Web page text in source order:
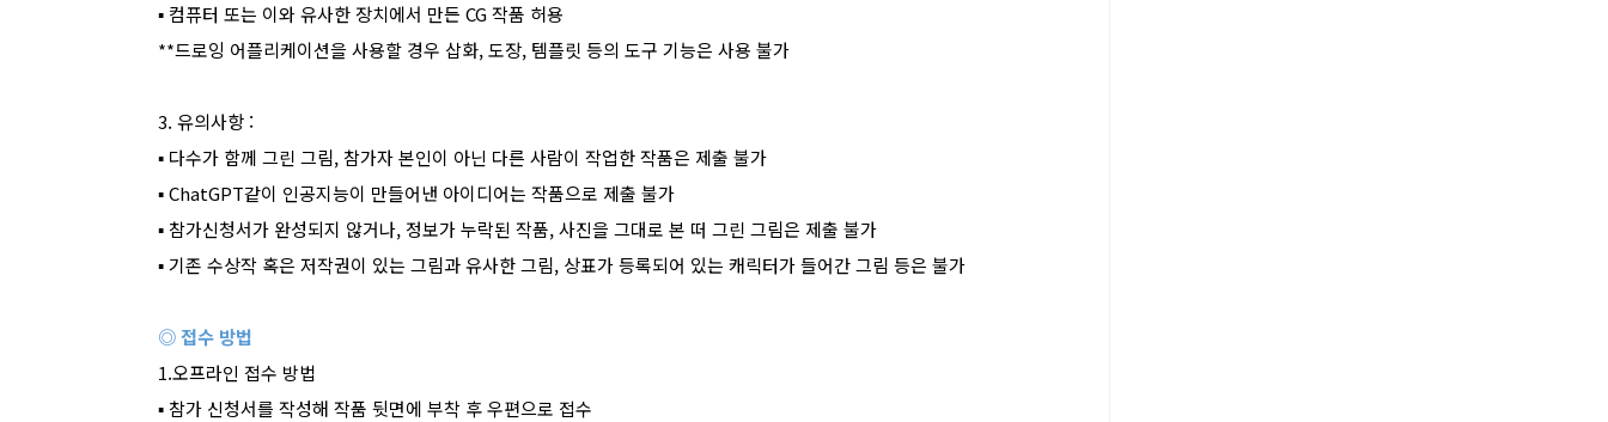
▪ 컴퓨터 또는 이와 유사한 장치에서 만든 CG작품 허용
**드로잉 어플리케이션을 사용할 경우 삽화,도장, 템플릿 등의 도구 기능은 사용 불가
3. 유의사항 :
▪ 다수가 함께 그린 그림, 참가자 본인이 아닌 다른 사람이 작업한 작품은 제출 불가
▪ChatGPT같이 인공지능이 만들어낸 아이디어는 작품으로 제출 불가
▪ 참가신청서가 완성되지 않거나, 정보가 누락된 작품,사진을 그대로 본 떠 그린 그림은 제출 불가
▪기존 수상작 혹은 저작권이 있는 그림과 유사한 그림, 상표가 등록되어 있는 캐릭터가 들어간 그림 등은 불가
◎ 접수 방법
1.오프라인 접수 방법
▪ 참가 신청서를 작성해 작품 뒷면에 부착 후 우편으로 접수